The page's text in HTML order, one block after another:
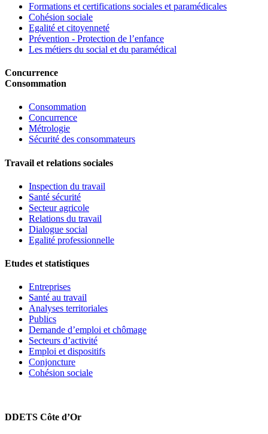
Formations et certifications sociales et paramédicales
Cohésion sociale
Egalité et citoyenneté
Prévention - Protection de l’enfance
Les métiers du social et du paramédical
Concurrence
Consommation
Consommation
Concurrence
Métrologie
Sécurité des consommateurs
Travail et relations sociales
Inspection du travail
Santé sécurité
Secteur agricole
Relations du travail
Dialogue social
Egalité professionnelle
Etudes et statistiques
Entreprises
Santé au travail
Analyses territoriales
Publics
Demande d’emploi et chômage
Secteurs d’activité
Emploi et dispositifs
Conjoncture
Cohésion sociale
DDETS Côte d’Or